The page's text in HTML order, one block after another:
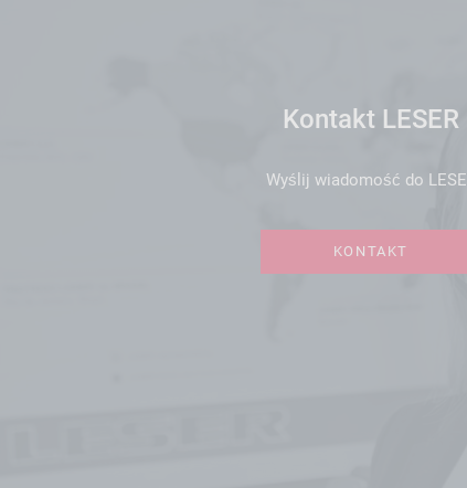
Kontakt LESER
Wyślij wiadomość do
KONTAKT